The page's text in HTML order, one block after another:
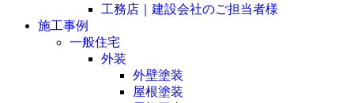
工務店｜建設会社のご担当者様
施工事例
一般住宅
外装
外壁塗装
屋根塗装